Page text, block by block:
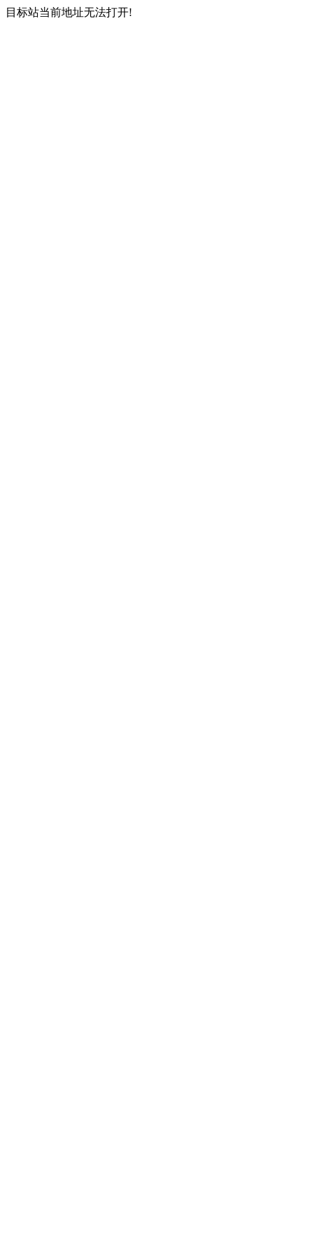
目标站当前地址无法打开!